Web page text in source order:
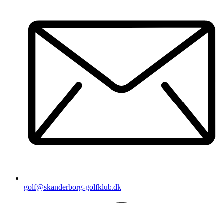
golf@skanderborg-golfklub.dk